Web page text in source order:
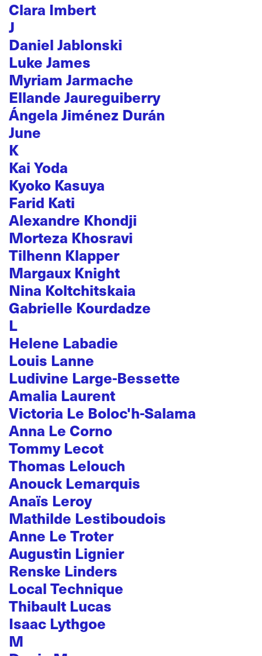
Clara Imbert
J
Daniel Jablonski
Luke James
Myriam Jarmache
Ellande Jaureguiberry
Ángela Jiménez Durán
June
K
Kai Yoda
Kyoko Kasuya
Farid Kati
Alexandre Khondji
Morteza Khosravi
Tilhenn Klapper
Margaux Knight
Nina Koltchitskaia
Gabrielle Kourdadze
L
Helene Labadie
Louis Lanne
Ludivine Large-Bessette
Amalia Laurent
Victoria Le Boloc'h-Salama
Anna Le Corno
Tommy Lecot
Thomas Lelouch
Anouck Lemarquis
Anaïs Leroy
Mathilde Lestiboudois
Anne Le Troter
Augustin Lignier
Renske Linders
Local Technique
Thibault Lucas
Isaac Lythgoe
M